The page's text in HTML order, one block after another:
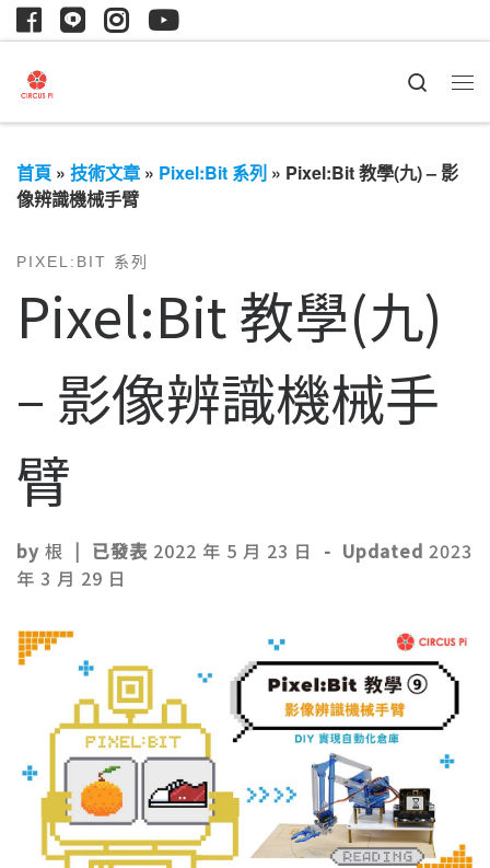
Search
首頁 » 技術文章 » Pixel:Bit 系列 » Pixel:Bit 教學(九) – 影
像辨識機械手臂
PIXEL:BIT 系列
Pixel:Bit 教學(九)
– 影像辨識機械手
臂
by 根 | 已發表 2022 年 5 月 23 日 - Updated 2023
年 3 月 29 日